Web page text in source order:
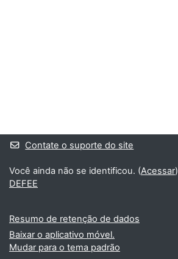
Contate o suporte do site
Você ainda não se identificou. (Acessar)
DEFEE
Resumo de retenção de dados
Baixar o aplicativo móvel.
Mudar para o tema padrão